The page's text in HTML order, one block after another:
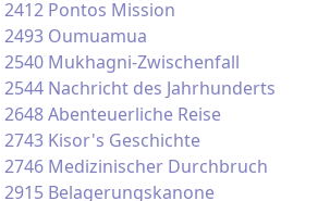
2412 Pontos Mission
2493 Oumuamua
2540 Mukhagni-Zwischenfall
2544 Nachricht des Jahrhunderts
2648 Abenteuerliche Reise
2743 Kisor's Geschichte
2746 Medizinischer Durchbruch
2915 Belagerungskanone